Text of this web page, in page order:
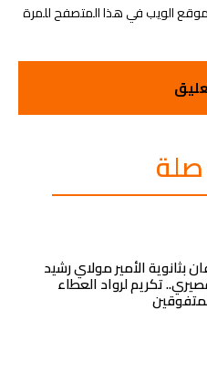
الويب في هذا المتصفح للمرة
بثانوية الأمير مولاي رشيد
تكريم لرواد العطاء